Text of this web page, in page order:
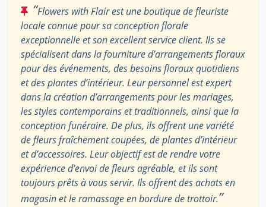
“Flowers with Flair est une boutique de fleuriste
locale connue pour sa conception florale
exceptionnelle et son excellent service client. Ils se
spécialisent dans la fourniture d’arrangements floraux
pour des événements, des besoins floraux quotidiens
et des plantes d’intérieur. Leur personnel est expert
dans la création d’arrangements pour les mariages,
les styles contemporains et traditionnels, ainsi que la
conception funéraire. De plus, ils offrent une variété
de fleurs fraîchement coupées, de plantes d’intérieur
et d’accessoires. Leur objectif est de rendre votre
expérience d’envoi de fleurs agréable, et ils sont
toujours prêts à vous servir. Ils offrent des achats en
magasin et le ramassage en bordure de trottoir.”